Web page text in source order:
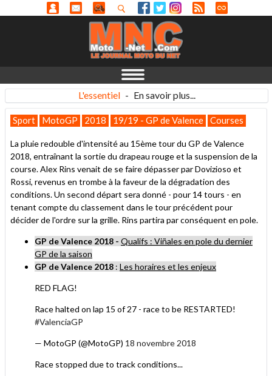
L'essentiel - En savoir plus...
Sport MotoGP 2018 19/19 - GP de Valence Courses
La pluie redouble d'intensité au 15ème tour du GP de Valence
2018, entraînant la sortie du drapeau rouge et la suspension de la
course. Alex Rins venait de se faire dépasser par Dovizioso et
Rossi, revenus en trombe à la faveur de la dégradation des
conditions. Un second départ sera donné - pour 14 tours - en
tenant compte du classement dans le tour précédent pour
décider de l'ordre sur la grille. Rins partira par conséquent en pole.
GP de Valence 2018 - Qualifs : Viñales en pole du dernier
GP de la saison
GP de Valence 2018 : Les horaires et les enjeux
RED FLAG!
Race halted on lap 15 of 27 - race to be RESTARTED!
#ValenciaGP
— MotoGP (@MotoGP) 18 novembre 2018
Race stopped due to track conditions...